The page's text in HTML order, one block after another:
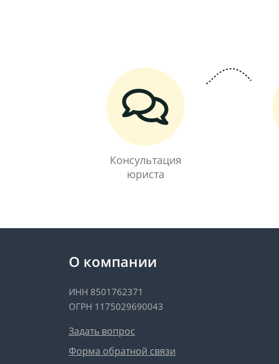
Консультация
юриста
О компании
ИНН 8501762371
ОГРН 1175029690043
Задать вопрос
Форма обратной связи